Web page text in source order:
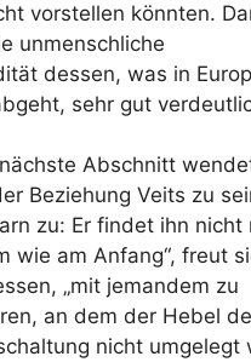
vorstellen könnten.
unmenschliche
dessen, was in
sehr gut
Abschnitt
Beziehung Veits zu
n zu: Er findet ihn nicht
wie am Anfang“, freut
„mit jemandem zu
an dem der Hebel
nicht umgelegt